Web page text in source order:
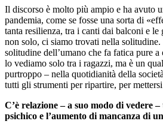
Il discorso è molto più ampio e ha avuto
pandemia, come se fosse una sorta di
tanta resilienza, tra i canti dai balconi e
non solo, ci siamo trovati nella
solitudine dell’umano che fa fatica pure
lo vediamo solo tra i ragazzi, ma è un
purtroppo – nella quotidianità della
tutti gli strumenti per ripartire, per
C’è relazione – a suo modo di vedere
psichico e l’aumento di mancanza di